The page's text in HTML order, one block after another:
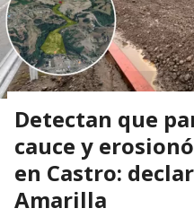
Detectan que
cauce y
en Castro:
Amarilla